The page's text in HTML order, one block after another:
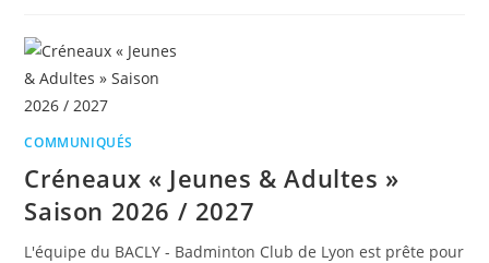
COMMUNIQUÉS
Créneaux « Jeunes & Adultes »
Saison 2026 / 2027
L'équipe du BACLY - Badminton Club de Lyon est prête pour